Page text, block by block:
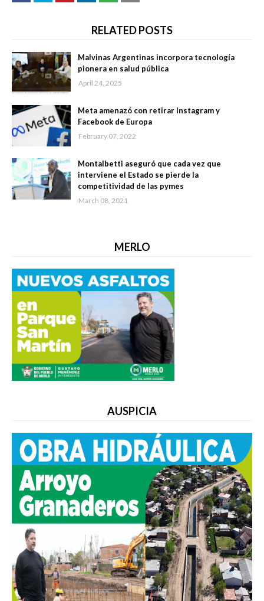
RELATED POSTS
Malvinas Argentinas incorpora tecnología
pionera en salud pública
April 24, 2025
Meta amenazó con retirar Instagram y
Facebook de Europa
February 07, 2022
Montalbetti aseguró que cada vez que
interviene el Estado se pierde la
competitividad de las pymes
March 08, 2021
MERLO
AUSPICIA